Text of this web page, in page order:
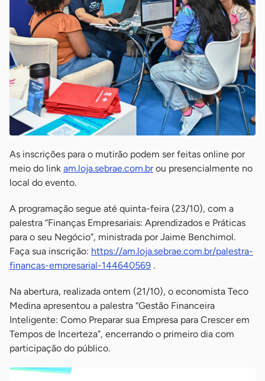
As inscrições para o mutirão podem ser feitas online por
meio do link am.loja.sebrae.com.brou presencialmente no
local do evento.
A programação segue até quinta-feira (23/10), com a
palestra “Finanças Empresariais: Aprendizados e Práticas
para o seu Negócio”, ministrada por Jaime Benchimol.
Faça sua inscrição: https://am.loja.sebrae.com.br/palestra-
financas-empresarial-144640569 .
Na abertura, realizada ontem (21/10), o economista Teco
Medina apresentou a palestra “Gestão Financeira
Inteligente: Como Preparar sua Empresa para Crescer em
Tempos de Incerteza”, encerrando o primeiro dia com
participação do público.